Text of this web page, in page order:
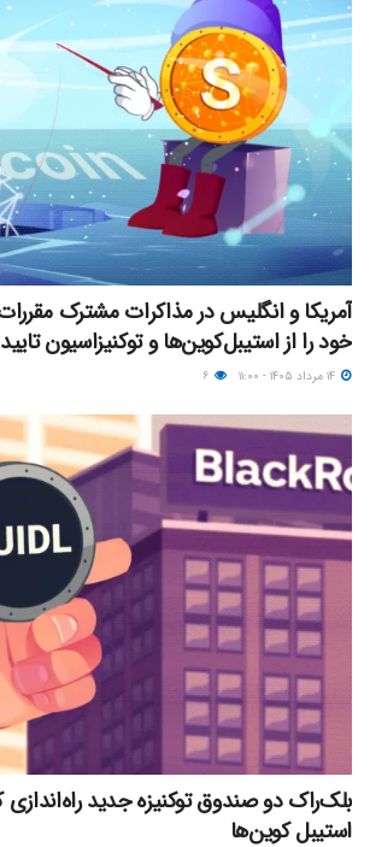
آمریکا و انگلیس در مذاکرات مشترک
خود را از استیبل‌کوین‌ها و توکنیزاسیون
بلک‌راک دو صندوق توکنیزه جدید راه‌اندازی
استیبل کوین‌ها